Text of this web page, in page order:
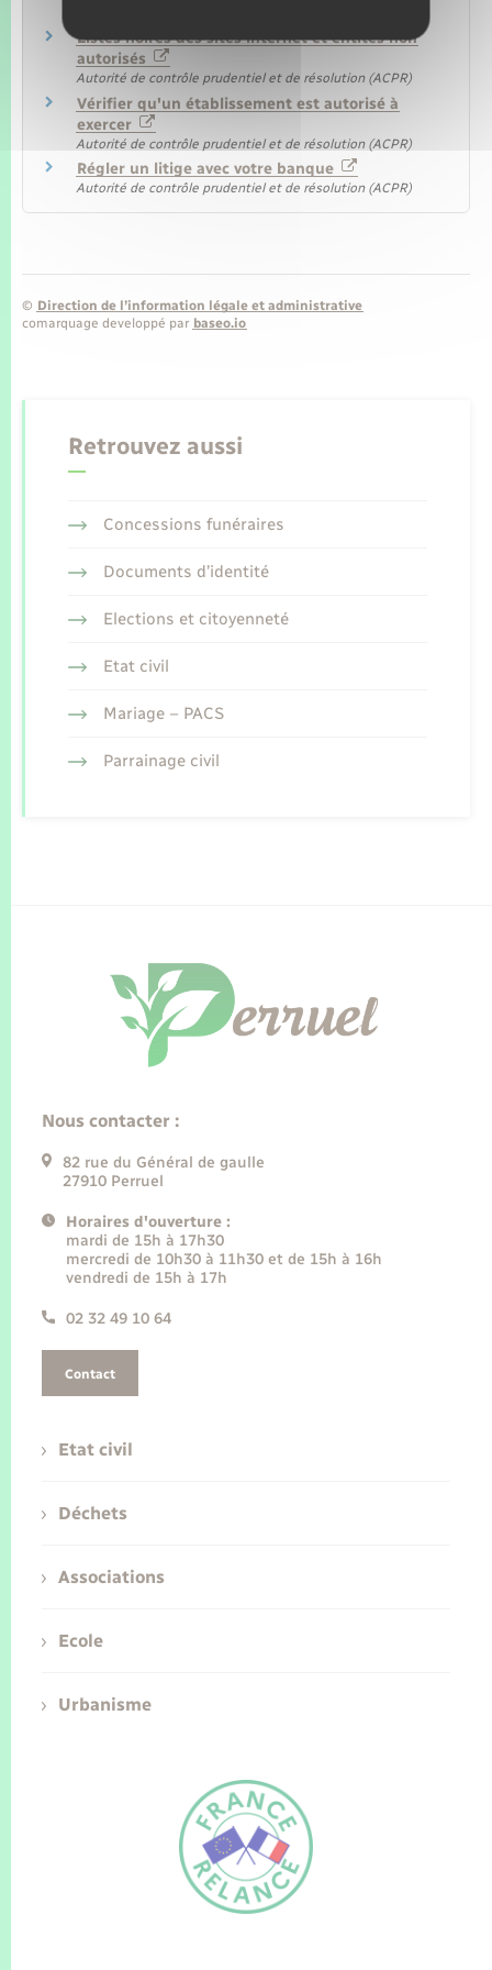
Listes noires des sites internet et entités non
autorisés
Autorité de contrôle prudentiel et de résolution (ACPR)
Vérifier qu'un établissement est autorisé à
exercer
Autorité de contrôle prudentiel et de résolution (ACPR)
Régler un litige avec votre banque
Autorité de contrôle prudentiel et de résolution (ACPR)
© Direction de l’information légale et administrative
comarquage developpé par baseo.io
Retrouvez aussi
Concessions funéraires
Documents d’identité
Elections et citoyenneté
Etat civil
Mariage – PACS
Parrainage civil
Nous contacter :
82 rue du Général de gaulle
27910 Perruel
Horaires d'ouverture :
mardi de 15h à 17h30
mercredi de 10h30 à 11h30 et de 15h à 16h
vendredi de 15h à 17h
02 32 49 10 64
Contact
Etat civil
Déchets
Associations
Ecole
Urbanisme